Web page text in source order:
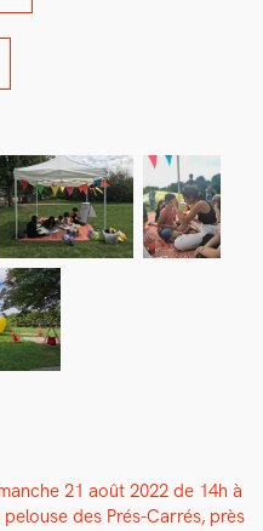
21 août 2022 de 14h à
des Prés-Car­rés, près